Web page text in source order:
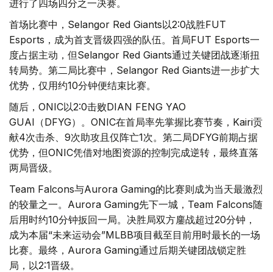
进行了四场四分之一决赛。
首场比赛中，Selangor Red Giants以2:0战胜FUT
Esports，成为首支晋级四强的队伍。首局FUT Esports一
度占据主动，但Selangor Red Giants通过关键团战逐渐扭
转局势。第二局比赛中，Selangor Red Giants进一步扩大
优势，仅用约10分钟便结束比赛。
随后，ONIC以2:0击败DIAN FENG YAO
GUAI（DFYG）。ONIC在首局率先掌握比赛节奏，Kairi贡
献4次击杀、9次助攻且仅阵亡1次。第二局DFYG前期占据
优势，但ONIC凭借对地图资源的控制完成逆转，最终直落
两局晋级。
Team Falcons与Aurora Gaming的比赛则成为当天最激烈
的较量之一。Aurora Gaming先下一城，Team Falcons随
后用时约10分钟扳回一局。决胜局双方鏖战超过20分钟，
成为本届“未来运动会”MLBB项目截至目前用时最长的一场
比赛。最终，Aurora Gaming通过后期关键团战锁定胜
局，以2:1晋级。